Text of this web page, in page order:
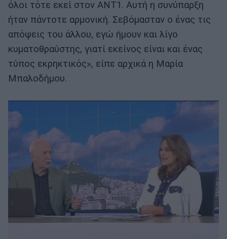
όλοι τότε εκεί στον ΑΝΤ1. Αυτή η συνύπαρξη
ήταν πάντοτε αρμονική. Σεβόμασταν ο ένας τις
απόψεις του άλλου, εγώ ήμουν και λίγο
κυματοθραύστης, γιατί εκείνος είναι και ένας
τύπος εκρηκτικός», είπε αρχικά η Μαρία
Μπαλοδήμου.